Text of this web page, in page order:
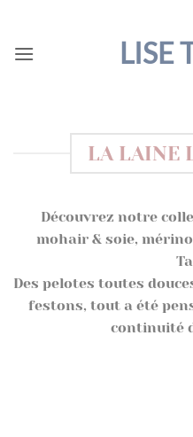
contenu
LISE
LA LAINE
Découvrez notre
mohair & soie,
Des pelotes toutes
festons, tout a été
continuité